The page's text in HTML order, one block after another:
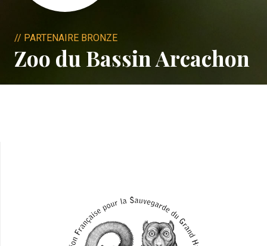
// PARTENAIRE BRONZE
Zoo du Bassin Arcachon